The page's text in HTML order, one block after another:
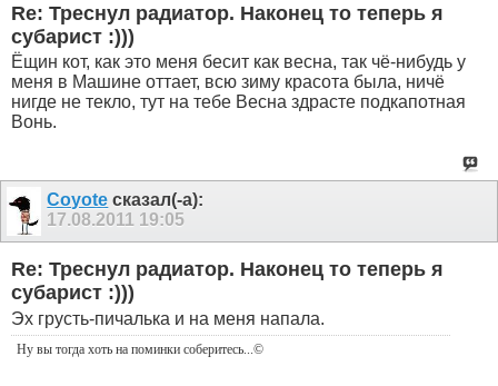
Re: Треснул радиатор. Наконец то теперь я
субарист :)))
Ёщин кот, как это меня бесит как весна, так чё-нибудь у
меня в Машине оттает, всю зиму красота была, ничё
нигде не текло, тут на тебе Весна здрасте подкапотная
Вонь.
Coyote сказал(-а):
17.08.2011 19:05
Re: Треснул радиатор. Наконец то теперь я
субарист :)))
Эх грусть-пичалька и на меня напала.
Ну вы тогда хоть на поминки соберитесь ...©